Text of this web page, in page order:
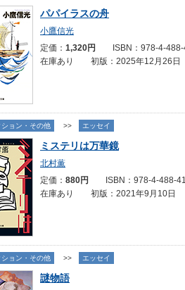
パパイラスの舟
小鷹信光
定価： 1,320円
ISBN：978-4-488-
在庫あり 初版：2025年12月26日
ション・その他 >> エッセイ
ミステリは万華鏡
北村薫
定価： 880円
ISBN：978-4-488-
在庫あり 初版：2021年9月10日
ション・その他 >> エッセイ
謎物語